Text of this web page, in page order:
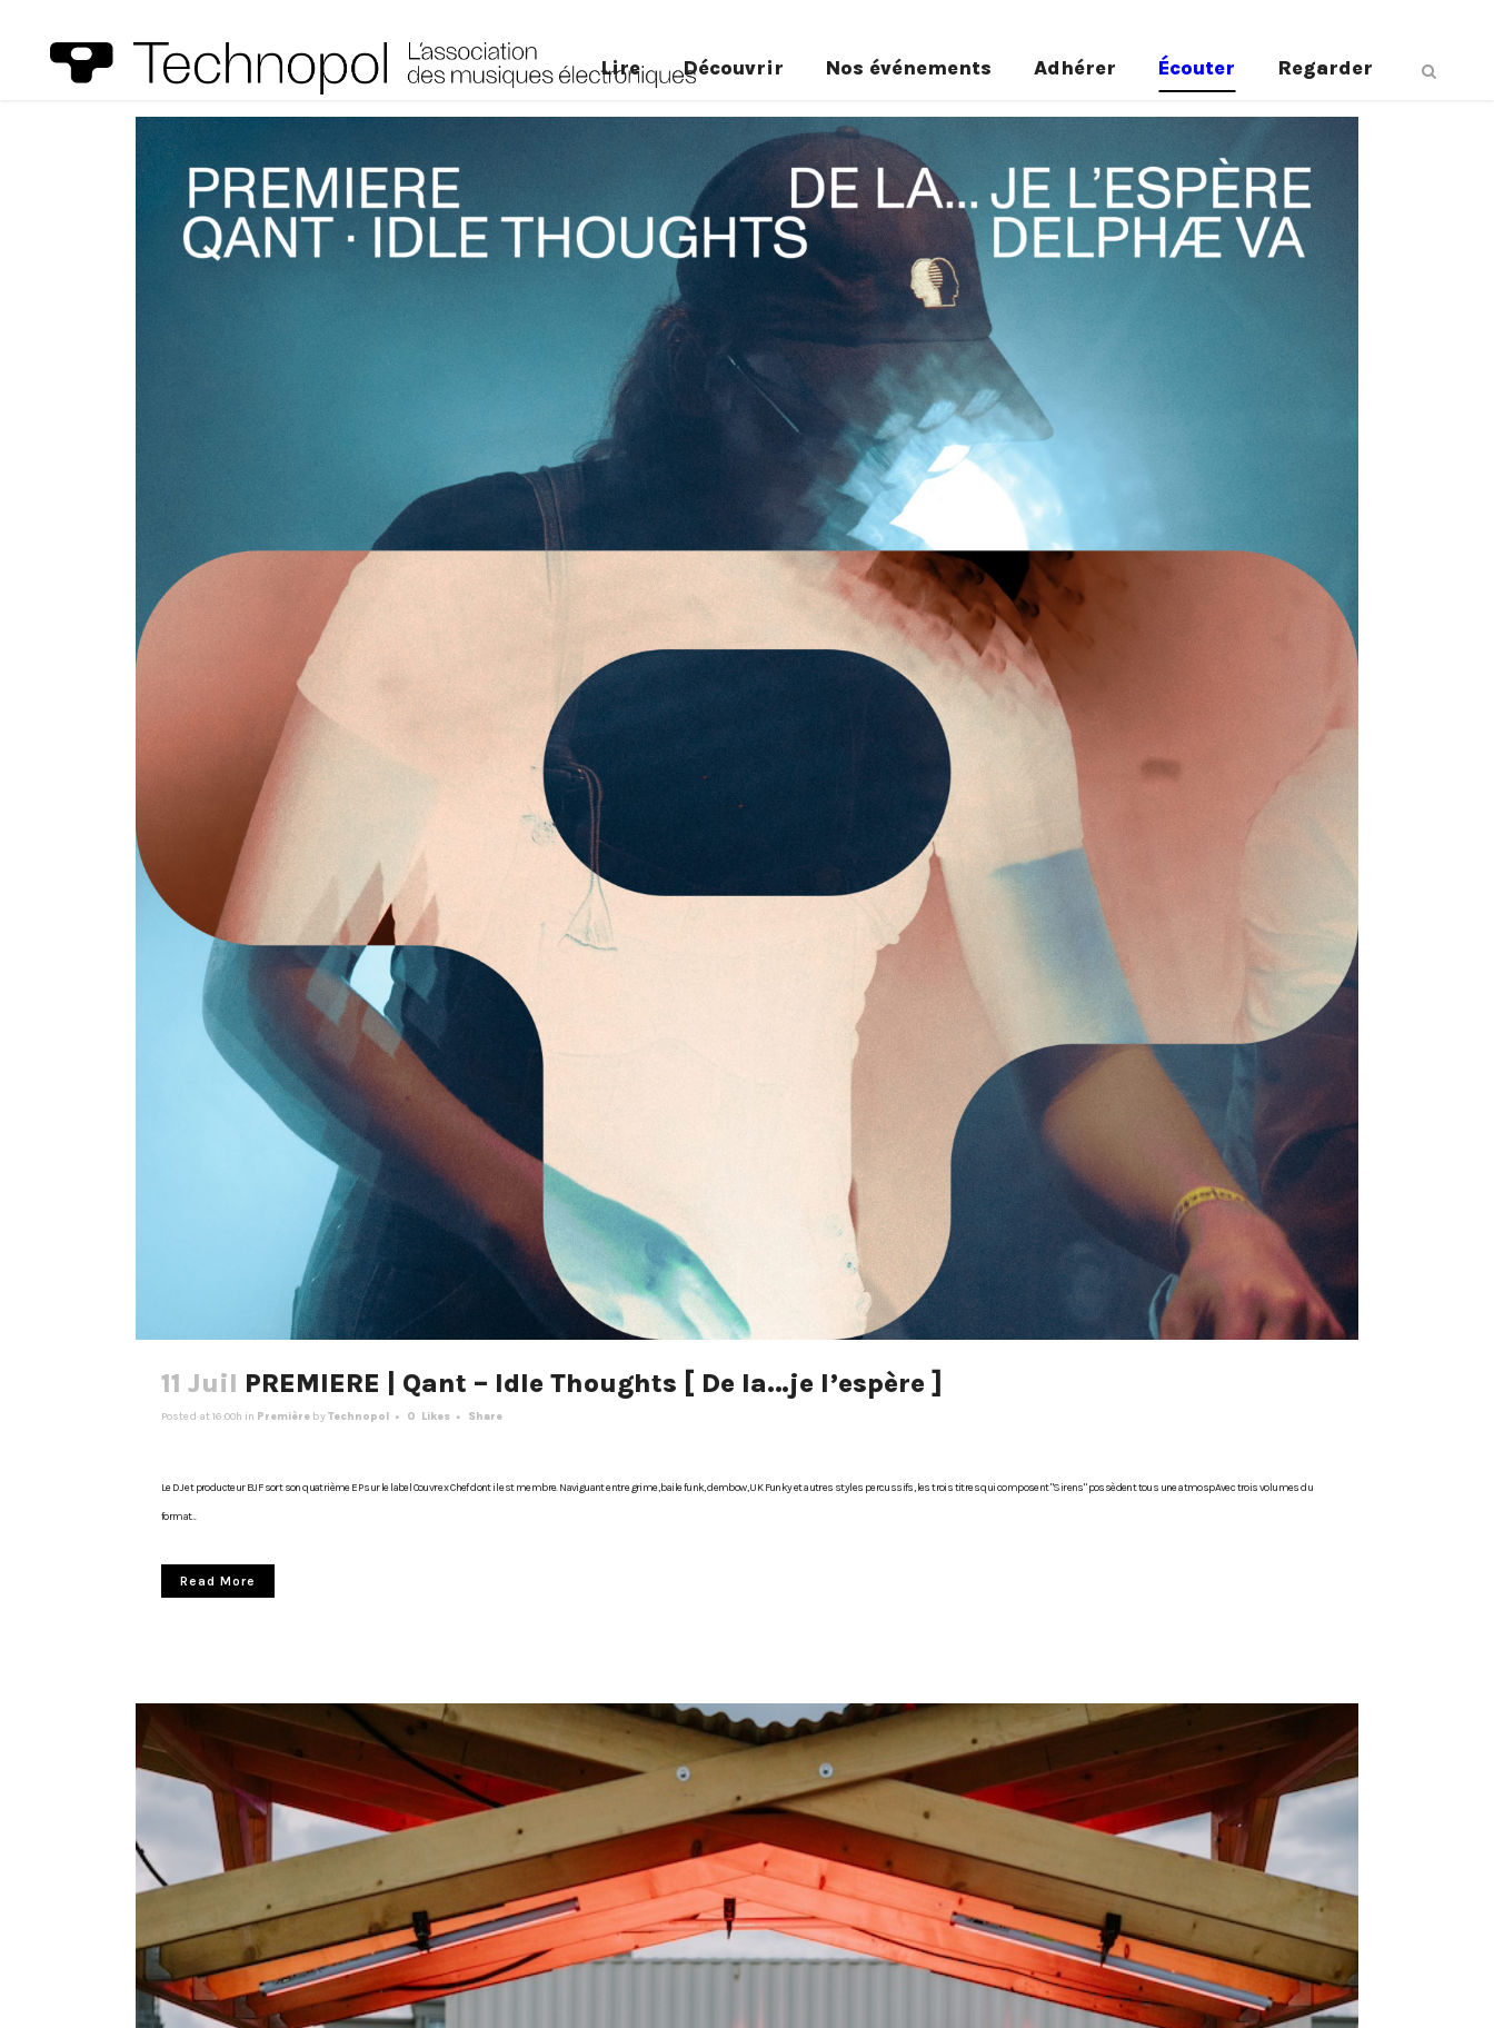
Lire Découvrir Nos événements Adhérer Écouter Regarder
11 Juil PREMIERE | Qant – Idle Thoughts [ De la…je l’espère ]
Posted at 16:00h in Première byTechnopol 0 Likes Share
Le DJ et producteur BJF sort son quatrième EP sur le label Couvre x Chef dont il est membre. Naviguant entre grime, baile funk, dembow, UK Funky et autres styles percussifs, les trois titres qui composent "Sirens" possèdent tous une atmospAvec trois volumes du
format...
Read More